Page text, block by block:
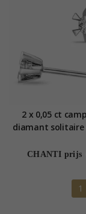
2 x 0,05 ct
diamant solitaire
diamant
CHANTI prijs
1